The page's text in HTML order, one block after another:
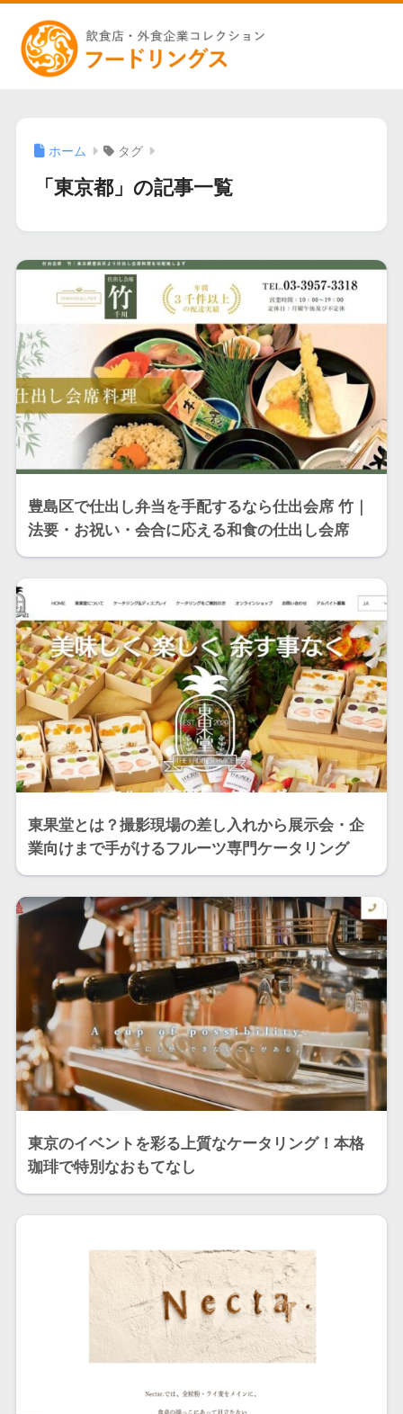
ホーム タグ
「東京都」の記事一覧
豊島区で仕出し弁当を手配するなら仕出会席 竹｜
法要・お祝い・会合に応える和食の仕出し会席
東果堂とは？撮影現場の差し入れから展示会・企
業向けまで手がけるフルーツ専門ケータリング
東京のイベントを彩る上質なケータリング！本格
珈琲で特別なおもてなし